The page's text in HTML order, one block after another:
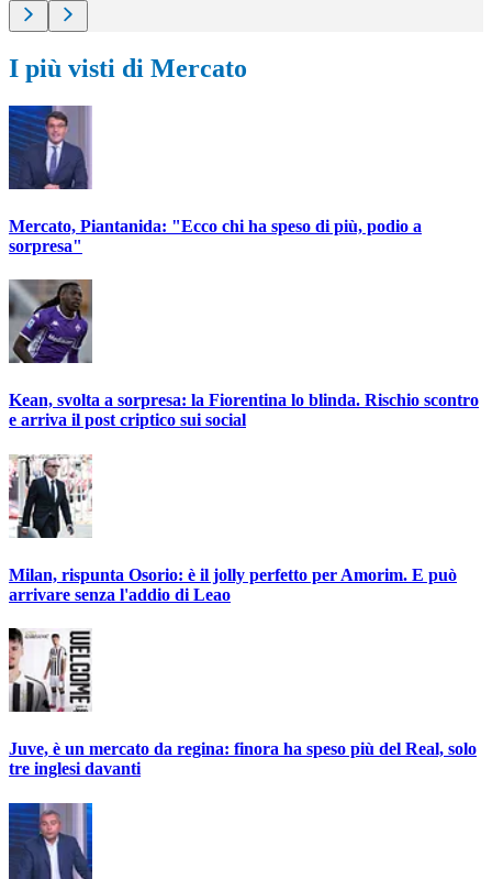
I più visti di Mercato
Mercato, Piantanida: "Ecco chi ha speso di più, podio a
sorpresa"
Kean, svolta a sorpresa: la Fiorentina lo blinda. Rischio scontro
e arriva il post criptico sui social
Milan, rispunta Osorio: è il jolly perfetto per Amorim. E può
arrivare senza l'addio di Leao
Juve, è un mercato da regina: finora ha speso più del Real, solo
tre inglesi davanti